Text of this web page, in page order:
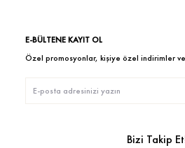
E-BÜLTENE KAYIT OL
Özel promosyonlar, kişiye özel indirimler
Bizi Takip